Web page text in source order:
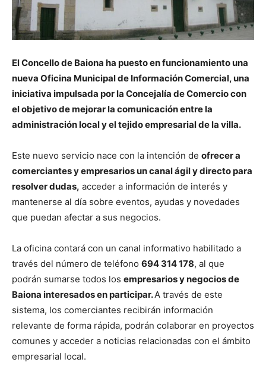
El Concello de Baiona ha puesto en funcionamiento una
nueva Oficina Municipal de Información Comercial, una
iniciativa impulsada por la Concejalía de Comercio con
el objetivo de mejorar la comunicación entre la
administración local y el tejido empresarial de la villa.
Este nuevo servicio nace con la intención de ofrecer a
comerciantes y empresarios un canal ágil y directo para
resolver dudas, acceder a información de interés y
mantenerse al día sobre eventos, ayudas y novedades
que puedan afectar a sus negocios.
La oficina contará con un canal informativo habilitado a
través del número de teléfono 694 314 178, al que
podrán sumarse todos los empresarios y negocios de
Baiona interesados en participar.A través de este
sistema, los comerciantes recibirán información
relevante de forma rápida, podrán colaborar en proyectos
comunes y acceder a noticias relacionadas con el ámbito
empresarial local.